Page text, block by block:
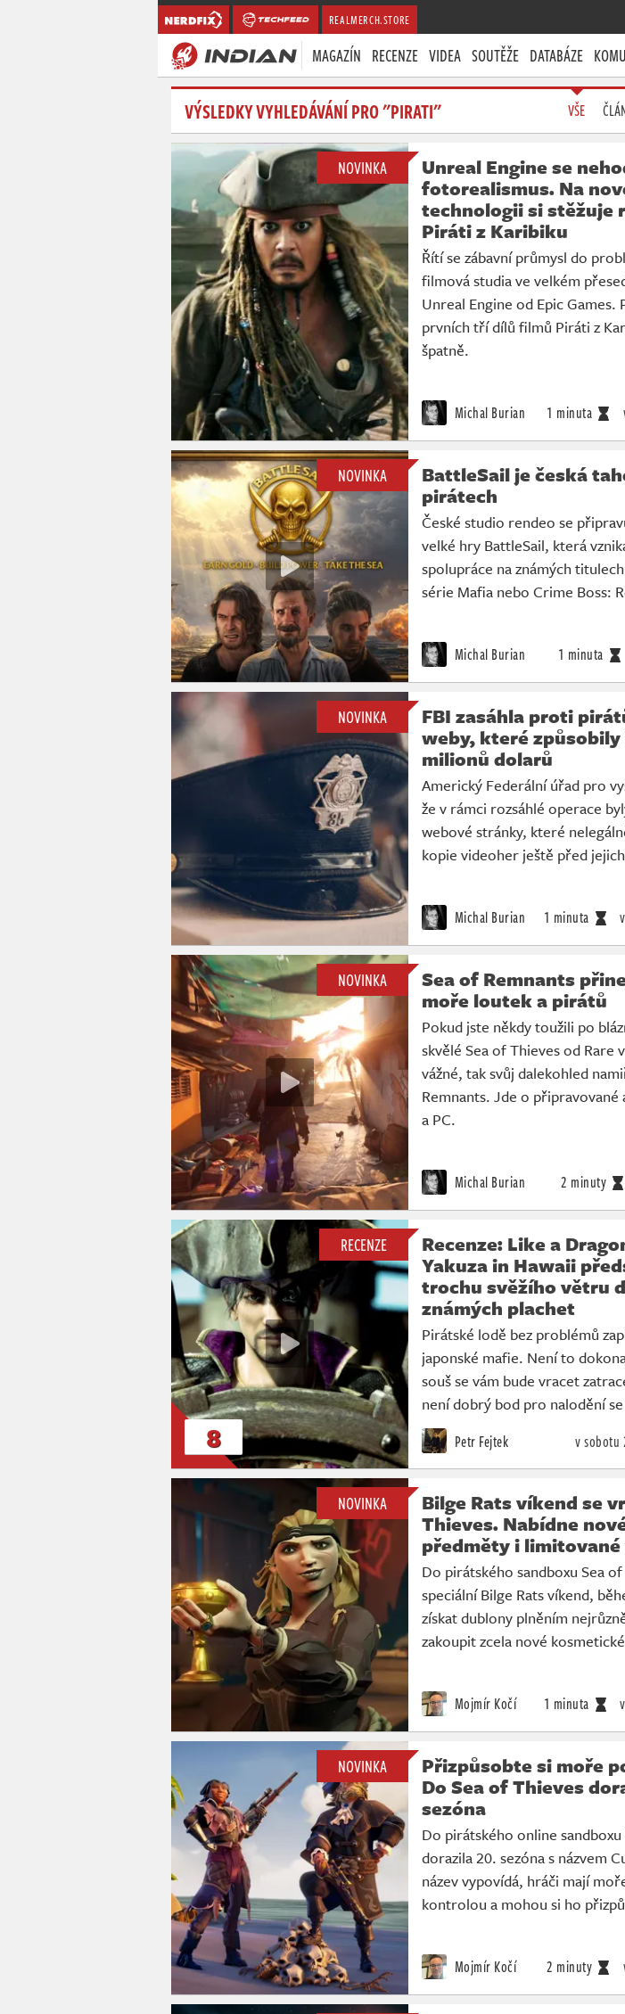
REALMERCH.STORE
MAGAZÍN RECENZE VIDEA SOUTĚŽE DATABÁZE
VÝSLEDKY VYHLEDÁVÁNÍ PRO "PIRATI" VŠE
NOVINKA
Unreal Engine se
fotorealismus. Na
technologii si stěžuje
Piráti z Karibiku
Řítí se zábavní průmysl do
filmová studia ve velkém
Unreal Engine od Epic Games.
prvních tří dílů filmů Piráti z
špatně.
Michal Burian 1 minuta
NOVINKA
BattleSail je česká
pirátech
České studio rendeo se
velké hry BattleSail, která
spolupráce na známých
série Mafia nebo Crime Boss:
Michal Burian 1 minuta
NOVINKA
FBI zasáhla proti
weby, které způsobily
milionů dolarů
Americký Federální úřad pro
že v rámci rozsáhlé operace
webové stránky, které
kopie videoher ještě před
Michal Burian 1 minuta
NOVINKA
Sea of Remnants
moře loutek a pirátů
Pokud jste někdy toužili po
skvělé Sea of Thieves od Rare
vážné, tak svůj dalekohled
Remnants. Jde o připravované
a PC.
Michal Burian 2 minuty
RECENZE
8
Recenze: Like a
Yakuza in Hawaii
trochu svěžího větru
známých plachet
Pirátské lodě bez problémů
japonské mafie. Není to
souš se vám bude vracet
není dobrý bod pro nalodění
Petr Fejtek v sobotu
NOVINKA
Bilge Rats víkend se
Thieves. Nabídne
předměty i
Do pirátského sandboxu Sea
speciální Bilge Rats víkend,
získat dublony plněním
zakoupit zcela nové
Mojmír Kočí 1 minuta
NOVINKA
Přizpůsobte si moře
Do Sea of Thieves
sezóna
Do pirátského online
dorazila 20. sezóna s názvem
název vypovídá, hráči mají
kontrolou a mohou si ho
Mojmír Kočí 2 minuty